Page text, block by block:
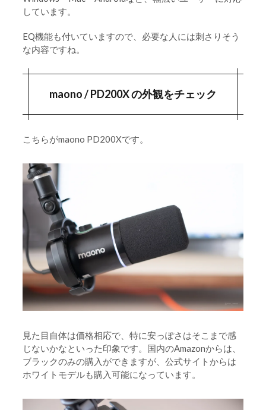
しています。
EQ機能も付いていますので、必要な人には刺さりそう
な内容ですね。
maono / PD200X の外観をチェック
こちらがmaono PD200Xです。
見た目自体は価格相応で、特に安っぽさはそこまで感
じないかなといった印象です。国内のAmazonからは、
ブラックのみの購入ができますが、公式サイトからは
ホワイトモデルも購入可能になっています。